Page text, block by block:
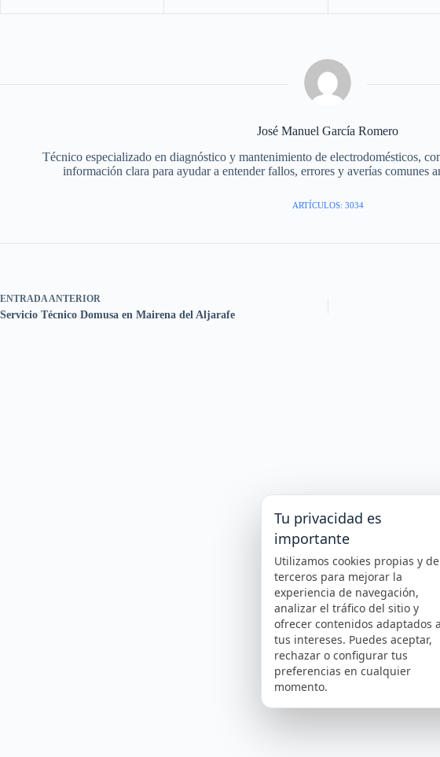
José Manuel García Romero
Técnico especializado en diagnóstico y mantenimiento de electrodomésticos,
información clara para ayudar a entender fallos, errores y averías comunes
ARTÍCULOS: 3034
ENTRADA ANTERIOR
Servicio Técnico Domusa en Mairena del Aljarafe
Tu privacidad es
importante
Utilizamos cookies propias y de
terceros para mejorar la
experiencia de navegación,
analizar el tráfico del sitio y
ofrecer contenidos adaptados a
tus intereses. Puedes aceptar,
rechazar o configurar tus
preferencias en cualquier
momento.